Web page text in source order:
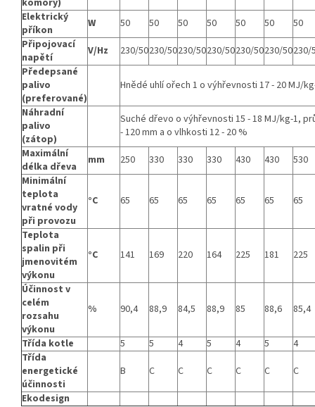
komory)
Elektrický
příkon
W 50 50 50 50 50 50
50
Připojovací
napětí
V/Hz 230/50230/50230/50230/50230/50230/50230/
Předepsané
palivo
(preferované)
Hnědé uhlí ořech 1 o výhřevnosti 17 - 20 MJ/
Náhradní
palivo
(zátop)
Suché dřevo o výhřevnosti 15 - 18 MJ/kg-1,
- 120 mm a o vlhkosti 12 - 20 %
Maximální
délka dřeva
mm 250 330 330 330 430 430
530
Minimální
teplota
vratné vody
při provozu
°C 65 65 65 65 65 65 65
Teplota
spalin při
jmenovitém
výkonu
°C 141 169 220 164 225 181 225
Účinnost v
celém
rozsahu
výkonu
% 90,4 88,9 84,5 88,9 85 88,6 85,4
Třída kotle 5 5 4 5 4 5
4
Třída
energetické
účinnosti
B C C C C C
C
Ekodesign